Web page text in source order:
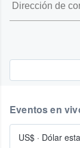
Eventos en
US$ · Dólar